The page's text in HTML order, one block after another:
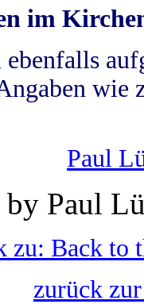
im
wie
Paul
Paul
zu: Back to
zurück